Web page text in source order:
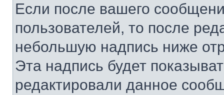
Если после вашего
пользователей, то после
небольшую надпись ниже
Эта надпись будет
редактировали данное